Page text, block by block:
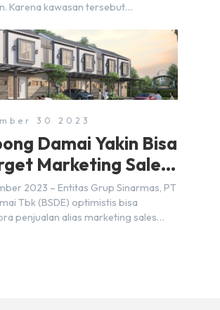
Karena kawasan tersebut
wilayah ini merupakan tempat
anggapan tersebut kurang tepat.
BSD merupakan dua kawasan yang
Baca Juga: […]
30 2023
Damai Yakin Bisa
Marketing Sales
2023 – Entitas Grup Sinarmas, PT
Tbk (BSDE) optimistis bisa
penjualan alias marketing sales